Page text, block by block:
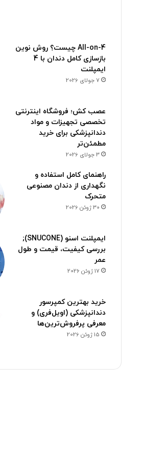
All-on-4 چیست؟ روش نوین
بازسازی کامل دندان با 4
ایمپلنت
7 جولای 2026
عصب کش؛ فروشگاه اینترنتی
تخصصی تجهیزات و مواد
دندانپزشکی برای خرید
مطمئن‌تر
3 جولای 2026
راهنمای کامل استفاده و
نگهداری از دندان مصنوعی
متحرک
30 ژوئن 2026
ایمپلنت اسنو (SNUCONE);
بررسی کیفیت، قیمت و طول
عمر
17 ژوئن 2026
خرید بهترین کمپرسور
دندانپزشکی (اویل‌فری) و
معرفی پرفروش‌ترین‌ها
15 ژوئن 2026